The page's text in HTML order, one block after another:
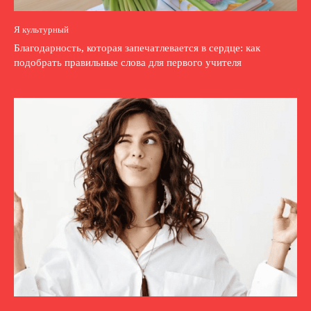
Я культурный
Благодарность, которая запечатлевается в сердце: как
подобрать правильные слова для первого учителя